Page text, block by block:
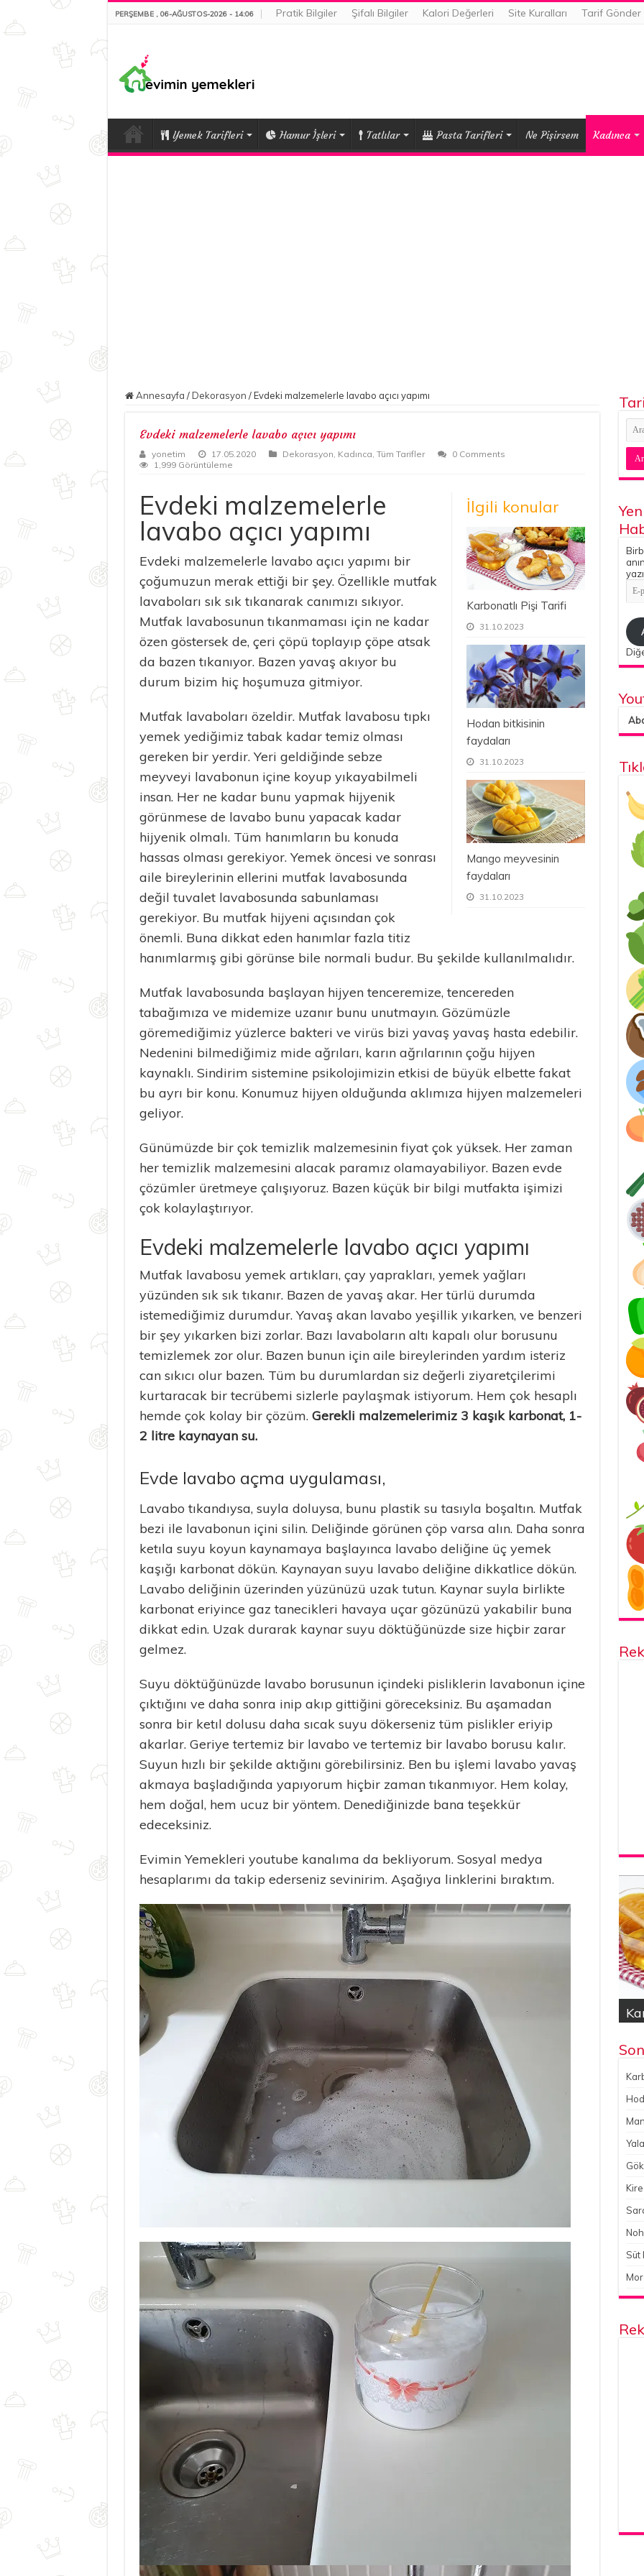
PERŞEMBE , 06-AĞUSTOS-2026 - 14:06 Pratik Bilgiler Şifalı Bilgiler Kalori Değerleri Site Kuralları Tarif Gönder
Yemek Tarifleri Hamur İşleri Tatlılar Pasta Tarifleri Ne Pişirsem Kadınca
Annesayfa / Dekorasyon / Evdeki malzemelerle lavabo açıcı yapımı
Evdeki malzemelerle lavabo açıcı yapımı
yonetim 17.05.2020 Dekorasyon, Kadınca, Tüm Tarifler
0 Comments
1,999 Görüntüleme
İlgili konular
Karbonatlı Pişi Tarifi
31.10.2023
Hodan bitkisinin
faydaları
31.10.2023
Mango meyvesinin
faydaları
31.10.2023
Evdeki malzemelerle
lavabo açıcı yapımı
Evdeki malzemelerle lavabo açıcı yapımı bir
çoğumuzun merak ettiği bir şey. Özellikle mutfak
lavaboları sık sık tıkanarak canımızı sıkıyor.
Mutfak lavabosunun tıkanmaması için ne kadar
özen göstersek de, çeri çöpü toplayıp çöpe atsak
da bazen tıkanıyor. Bazen yavaş akıyor bu
durum bizim hiç hoşumuza gitmiyor.
Mutfak lavaboları özeldir. Mutfak lavabosu tıpkı
yemek yediğimiz tabak kadar temiz olması
gereken bir yerdir. Yeri geldiğinde sebze
meyveyi lavabonun içine koyup yıkayabilmeli
insan. Her ne kadar bunu yapmak hijyenik
görünmese de lavabo bunu yapacak kadar
hijyenik olmalı. Tüm hanımların bu konuda
hassas olması gerekiyor. Yemek öncesi ve sonrası
aile bireylerinin ellerini mutfak lavabosunda
değil tuvalet lavabosunda sabunlaması
gerekiyor. Bu mutfak hijyeni açısından çok
önemli. Buna dikkat eden hanımlar fazla titiz
hanımlarmış gibi görünse bile normali budur. Bu şekilde kullanılmalıdır.
Mutfak lavabosunda başlayan hijyen tenceremize, tencereden
tabağımıza ve midemize uzanır bunu unutmayın. Gözümüzle
göremediğimiz yüzlerce bakteri ve virüs bizi yavaş yavaş hasta edebilir.
Nedenini bilmediğimiz mide ağrıları, karın ağrılarının çoğu hijyen
kaynaklı. Sindirim sistemine psikolojimizin etkisi de büyük elbette fakat
bu ayrı bir konu. Konumuz hijyen olduğunda aklımıza hijyen malzemeleri
geliyor.
Günümüzde bir çok temizlik malzemesinin fiyat çok yüksek. Her zaman
her temizlik malzemesini alacak paramız olamayabiliyor. Bazen evde
çözümler üretmeye çalışıyoruz. Bazen küçük bir bilgi mutfakta işimizi
çok kolaylaştırıyor.
Evdeki malzemelerle lavabo açıcı yapımı
Mutfak lavabosu yemek artıkları, çay yaprakları, yemek yağları
yüzünden sık sık tıkanır. Bazen de yavaş akar. Her türlü durumda
istemediğimiz durumdur. Yavaş akan lavabo yeşillik yıkarken, ve benzeri
bir şey yıkarken bizi zorlar. Bazı lavaboların altı kapalı olur borusunu
temizlemek zor olur. Bazen bunun için aile bireylerinden yardım isteriz
can sıkıcı olur bazen. Tüm bu durumlardan siz değerli ziyaretçilerimi
kurtaracak bir tecrübemi sizlerle paylaşmak istiyorum. Hem çok hesaplı
hemde çok kolay bir çözüm. Gerekli malzemelerimiz 3 kaşık karbonat, 1-
2 litre kaynayan su.
Evde lavabo açma uygulaması,
Lavabo tıkandıysa, suyla doluysa, bunu plastik su tasıyla boşaltın. Mutfak
bezi ile lavabonun içini silin. Deliğinde görünen çöp varsa alın. Daha sonra
ketıla suyu koyun kaynamaya başlayınca lavabo deliğine üç yemek
kaşığı karbonat dökün. Kaynayan suyu lavabo deliğine dikkatlice dökün.
Lavabo deliğinin üzerinden yüzünüzü uzak tutun. Kaynar suyla birlikte
karbonat eriyince gaz tanecikleri havaya uçar gözünüzü yakabilir buna
dikkat edin. Uzak durarak kaynar suyu döktüğünüzde size hiçbir zarar
gelmez.
Suyu döktüğünüzde lavabo borusunun içindeki pisliklerin lavabonun içine
çıktığını ve daha sonra inip akıp gittiğini göreceksiniz. Bu aşamadan
sonra bir ketıl dolusu daha sıcak suyu dökerseniz tüm pislikler eriyip
akarlar. Geriye tertemiz bir lavabo ve tertemiz bir lavabo borusu kalır.
Suyun hızlı bir şekilde aktığını görebilirsiniz. Ben bu işlemi lavabo yavaş
akmaya başladığında yapıyorum hiçbir zaman tıkanmıyor. Hem kolay,
hem doğal, hem ucuz bir yöntem. Denediğinizde bana teşekkür
edeceksiniz.
Evimin Yemekleri youtube kanalıma da bekliyorum. Sosyal medya
hesaplarımı da takip ederseniz sevinirim. Aşağıya linklerini bıraktım.
E-
Süt